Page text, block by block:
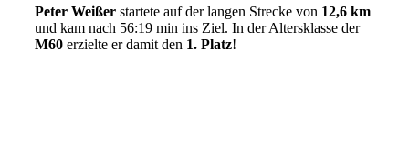
Peter Weißerstartete auf der langen Strecke von 12,6 km
und kam nach 56:19 min ins Ziel. In der Altersklasse der
M60erzielte er damit den 1. Platz!